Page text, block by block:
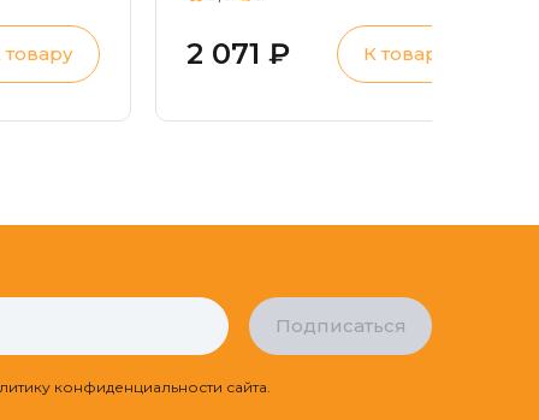
товару 2 071 ₽ К товару
Подписаться
конфиденциальности сайта.